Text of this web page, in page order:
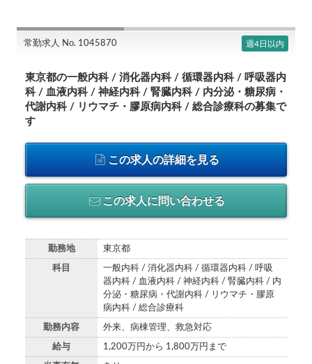
常勤求人 No. 1045870 週4日以内
東京都の一般内科 / 消化器内科 / 循環器内科 / 呼吸器内
科 / 血液内科 / 神経内科 / 腎臓内科 / 内分泌・糖尿病・
代謝内科 / リウマチ・膠原病内科 / 総合診療科の募集で
す
この求人の詳細を見る
この求人に問い合わせる
勤務地 東京都
科目
一般内科 / 消化器内科 / 循環器内科 / 呼吸
器内科 / 血液内科 / 神経内科 / 腎臓内科 / 内
分泌・糖尿病・代謝内科 / リウマチ・膠原
病内科 / 総合診療科
勤務内容 外来、病棟管理、救急対応
給与 1,200万円から 1,800万円まで